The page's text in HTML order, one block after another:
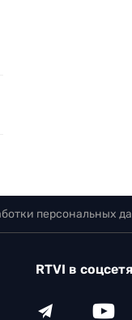
персональных
RTVI в